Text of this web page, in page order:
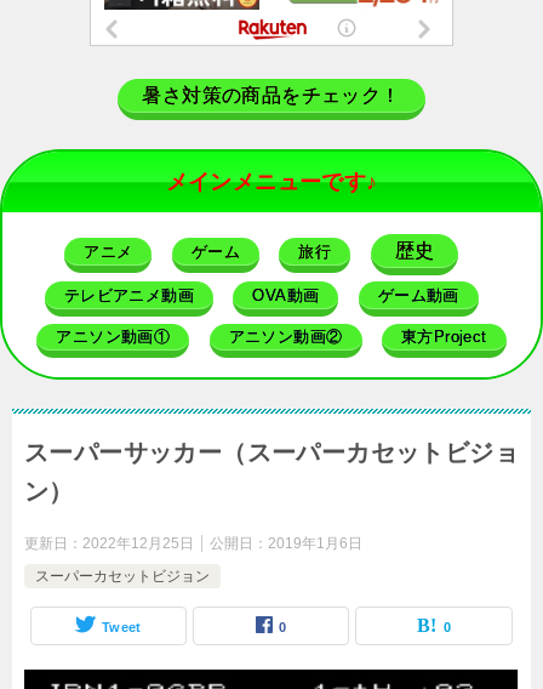
暑さ対策の商品をチェック！
メインメニューです♪
アニメ ゲーム 旅行 歴史
テレビアニメ動画 OVA動画 ゲーム動画
アニソン動画① アニソン動画② 東方Project
スーパーサッカー（スーパーカセットビジョ
ン）
更新日： 2022年12月25日 公開日： 2019年1月6日
スーパーカセットビジョン
Tweet 0 0